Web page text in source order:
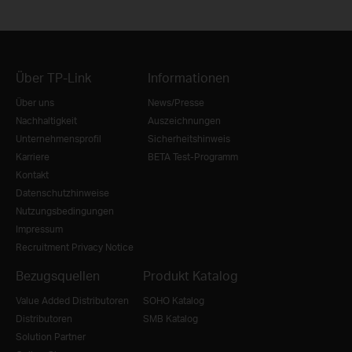
Über TP-Link
Über uns
Nachhaltigkeit
Unternehmensprofil
Karriere
Kontakt
Datenschutzhinweise
Nutzungsbedingungen
Impressum
Recruitment Privacy Notice
Informationen
News/Presse
Auszeichnungen
Sicherheitshinweis
BETA Test-Programm
Bezugsquellen
Value Added Distributoren
Distributoren
Solution Partner
Produkt Katalog
SOHO Katalog
SMB Katalog